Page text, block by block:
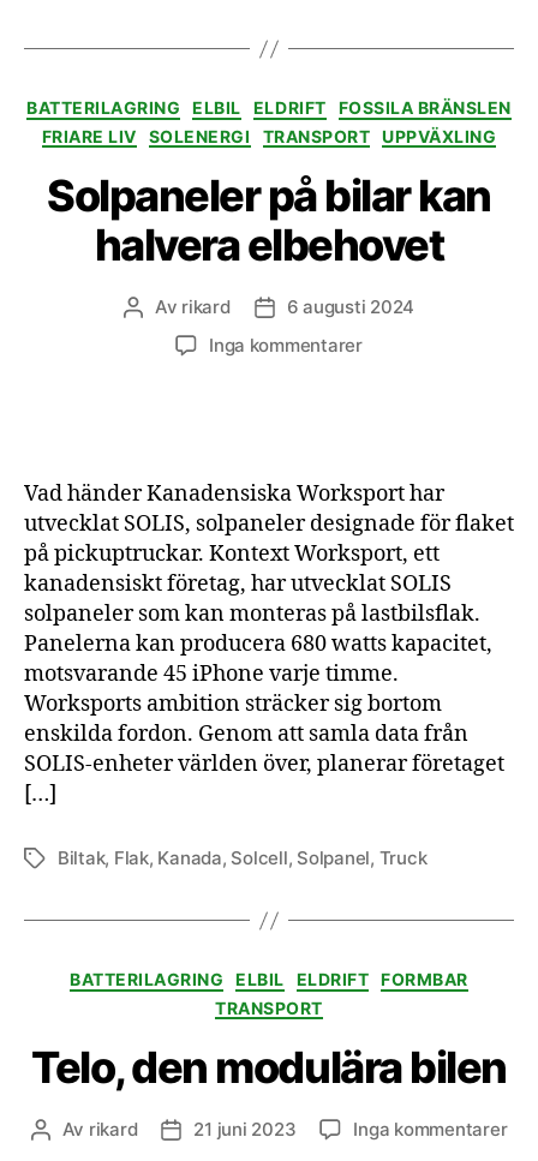
Kategorier
BATTERILAGRING ELBIL ELDRIFT
FOSSILA BRÄNSLEN
FRIARE LIV
SOLENERGI TRANSPORT UPPVÄXLING
Solpaneler på bilar kan
halvera elbehovet
Inläggsförfattare
Av rikard Inläggsdatum
6 augusti 2024
Inga kommentarertill
elbehovet
Vad händer Kanadensiska Worksport har
utvecklat SOLIS, solpaneler designade för flaket
på pickuptruckar. Kontext Worksport, ett
kanadensiskt företag, har utvecklat SOLIS
solpaneler som kan monteras på lastbilsflak.
Panelerna kan producera 680 watts kapacitet,
motsvarande 45 iPhone varje timme.
Worksports ambition sträcker sig bortom
enskilda fordon. Genom att samla data från
SOLIS-enheter världen över, planerar företaget
[…]
Etiketter
Biltak, Flak, Kanada, Solcell, Solpanel, Truck
Kategorier
BATTERILAGRING ELBIL ELDRIFT
FORMBAR
TRANSPORT
Telo, den modulära bilen
Inläggsförfattare
Av rikard Inläggsdatum
21 juni 2023 Inga kommentarertill